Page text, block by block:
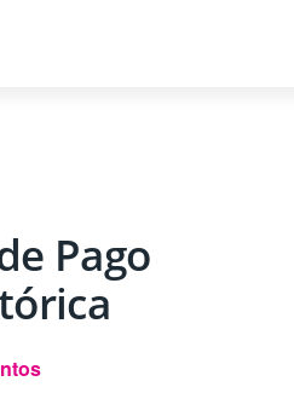
Pago